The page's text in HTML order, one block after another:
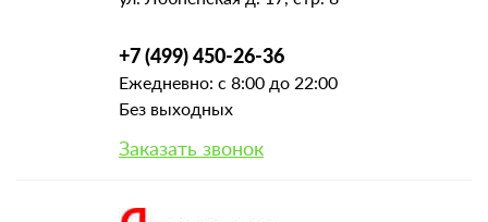
+7 (499) 450-26-36
Ежедневно: с 8:00 до 22:00
Без выходных
Заказать звонок